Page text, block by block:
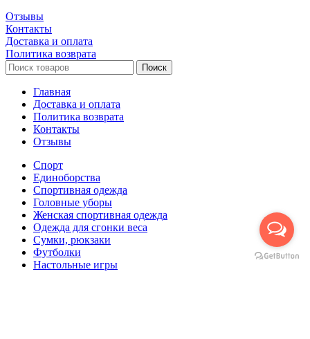
Отзывы
Контакты
Доставка и оплата
Политика возврата
Поиск
Главная
Доставка и оплата
Политика возврата
Контакты
Отзывы
Спорт
Единоборства
Cпортивная одежда
Головные уборы
Женская спортивная одежда
Одежда для сгонки веса
Сумки, рюкзаки
Футболки
Настольные игры